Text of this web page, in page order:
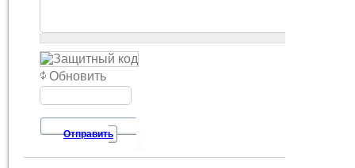
Обновить
Отправить